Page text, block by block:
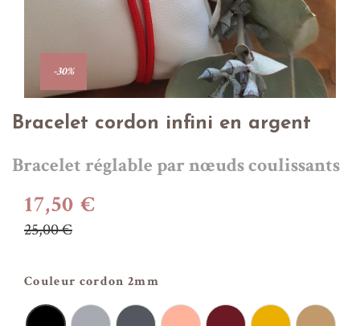
-30%
Bracelet cordon infini en argent
Bracelet réglable par nœuds coulissants
17,50 €
25,00 €
Couleur cordon 2mm